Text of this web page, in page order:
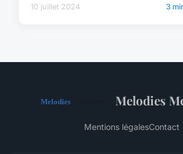
10 juillet 2024 3
Melodies
Mentions légalesContact